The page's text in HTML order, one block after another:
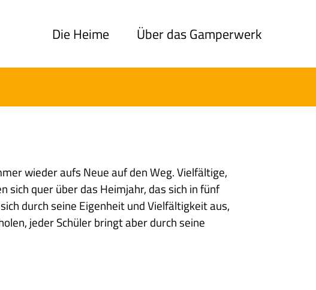
Die Heime Über das Gamperwerk
wieder aufs Neue auf den Weg. Vielfältige,
quer über das Heimjahr, das sich in fünf
durch seine Eigenheit und Vielfältigkeit aus,
jeder Schüler bringt aber durch seine